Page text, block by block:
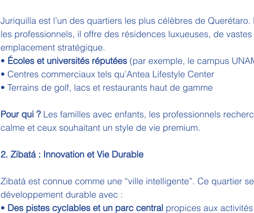
Juriquilla est l’un des quartiers les plus célèbres de
les professionnels, il offre des résidences luxueuses, de
emplacement stratégique.
• Écoles et universités réputées (par exemple, le campus
• Centres commerciaux tels qu’Antea Lifestyle Center
• Terrains de golf, lacs et restaurants haut de gamme
Pour qui ? Les familles avec enfants, les professionnels
calme et ceux souhaitant un style de vie premium.
2. Zibatá : Innovation et Vie Durable
Zibatá est connue comme une “ville intelligente”. Ce quartier
développement durable avec :
• Des pistes cyclables et un parc central propices aux